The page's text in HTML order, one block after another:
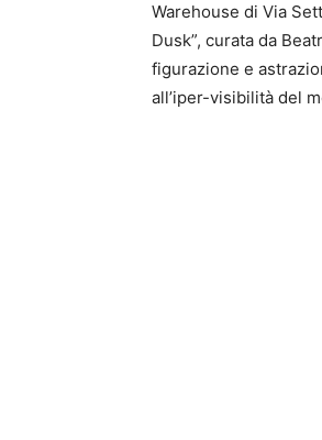
Warehouse di Via
Dusk”, curata da
figurazione e
all’iper-visibilità del